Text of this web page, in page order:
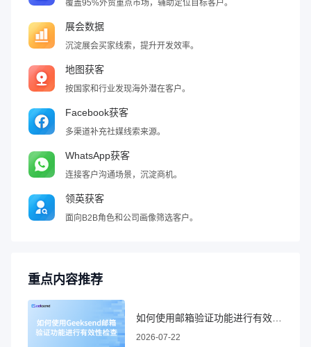
覆盖95%外贸重点市场，辅助定位目标客户。
展会数据
沉淀展会买家线索，提升开发效率。
地图获客
按国家和行业发现海外潜在客户。
Facebook获客
多渠道补充社媒线索来源。
WhatsApp获客
连接客户沟通场景，沉淀商机。
领英获客
面向B2B角色和公司画像筛选客户。
重点内容推荐
2026-07-22